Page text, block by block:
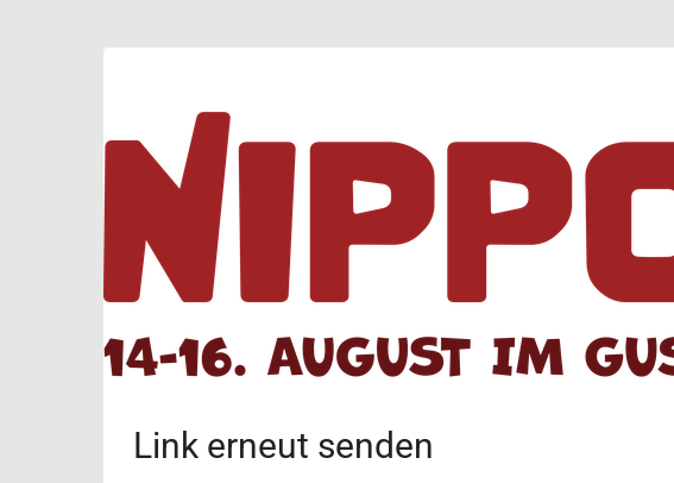
2026
14. – bis
16. August 2026
Link erneut senden